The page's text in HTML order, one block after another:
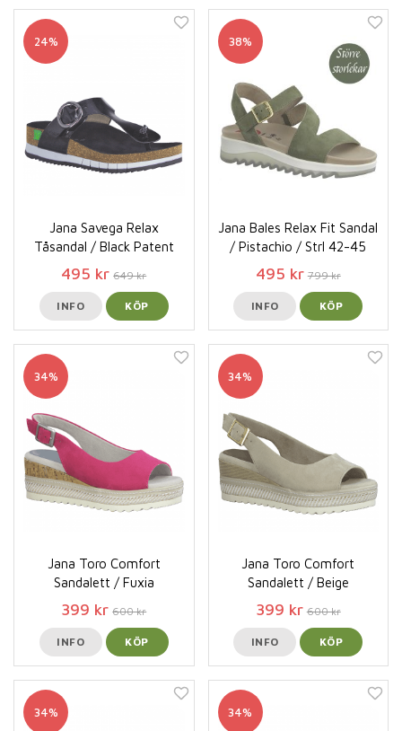
24%
Jana Savega Relax
Tåsandal / Black Patent
495 kr 649 kr
INFO KÖP
38%
Jana Bales Relax Fit Sandal
/ Pistachio / Strl 42-45
495 kr 799 kr
INFO KÖP
34%
Jana Toro Comfort
Sandalett / Fuxia
399 kr 600 kr
INFO KÖP
34%
Jana Toro Comfort
Sandalett / Beige
399 kr 600 kr
INFO KÖP
34% 34%